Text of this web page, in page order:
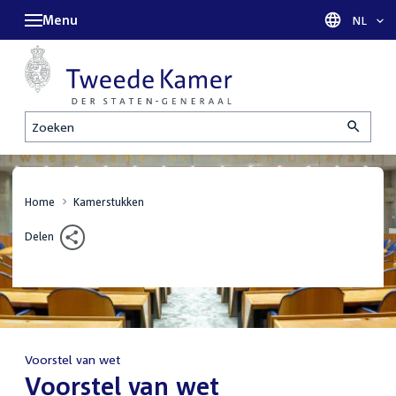
Zoeken
Menu Taal
NL
Home Kamerstukken
Delen
Voorstel van wet
:Voorstel van wet